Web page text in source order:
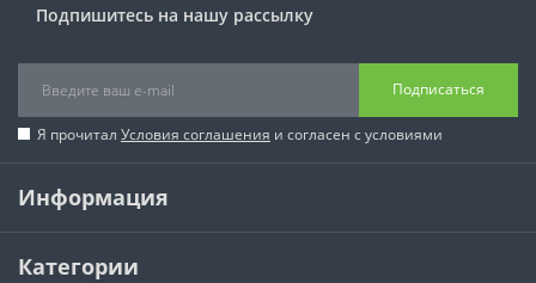
Подпишитесь на нашу рассылку
Подписаться
Я прочитал Условия соглашения и согласен с условиями
Информация
Категории